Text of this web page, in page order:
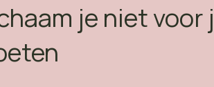
je niet voor